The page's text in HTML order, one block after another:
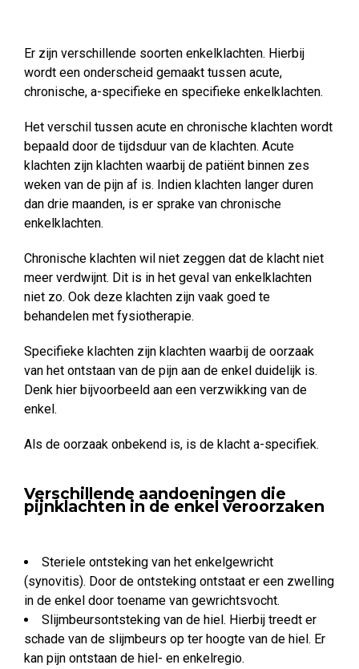
Er zijn verschillende soorten enkelklachten. Hierbij
wordt een onderscheid gemaakt tussen acute,
chronische, a-specifieke en specifieke enkelklachten.
Het verschil tussen acute en chronische klachten wordt
bepaald door de tijdsduur van de klachten. Acute
klachten zijn klachten waarbij de patiënt binnen zes
weken van de pijn af is. Indien klachten langer duren
dan drie maanden, is er sprake van chronische
enkelklachten.
Chronische klachten wil niet zeggen dat de klacht niet
meer verdwijnt. Dit is in het geval van enkelklachten
niet zo. Ook deze klachten zijn vaak goed te
behandelen met fysiotherapie.
Specifieke klachten zijn klachten waarbij de oorzaak
van het ontstaan van de pijn aan de enkel duidelijk is.
Denk hier bijvoorbeeld aan een verzwikking van de
enkel.
Als de oorzaak onbekend is, is de klacht a-specifiek.
Verschillende aandoeningen die
pijnklachten in de enkel veroorzaken
Steriele ontsteking van het enkelgewricht
(synovitis). Door de ontsteking ontstaat er een zwelling
in de enkel door toename van gewrichtsvocht.
Slijmbeursontsteking van de hiel. Hierbij treedt er
schade van de slijmbeurs op ter hoogte van de hiel. Er
kan pijn ontstaan de hiel- en enkelregio.